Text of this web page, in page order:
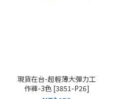
現貨在台-超輕薄大彈力工
作褲-3色 [3851-P26]